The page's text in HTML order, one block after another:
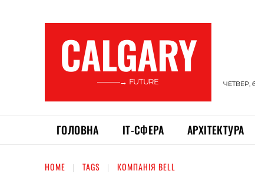
CALGARY
———→ FUTURE ЧЕТВЕР,
ГОЛОВНА ІТ-СФЕРА АРХІТЕКТУРА
HOME TAGS КОМПАНІЯ BELL